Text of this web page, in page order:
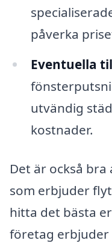
påverka
Eventuella
utvändig
kostnader.
Det är också
som erbjuder
hitta det bästa
företag